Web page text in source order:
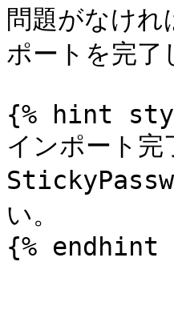
問題がなけ
ポートを完了
{% hint
インポート
い。
{% endhint